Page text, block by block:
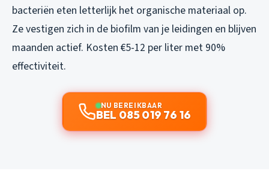
bacteriën eten letterlijk het organische materiaal op.
Ze vestigen zich in de biofilm van je leidingen en blijven
maanden actief. Kosten €5-12 per liter met 90%
effectiviteit.
NU BEREIKBAAR
BEL 085 019 76 16